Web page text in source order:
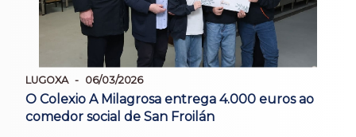
LUGOXA 06/03/2026
O Colexio A Milagrosa entrega 4.000 euros ao
comedor social de San Froilán